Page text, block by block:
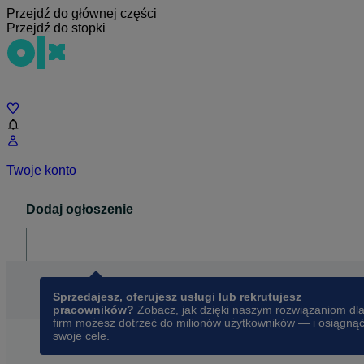
Przejdź do głównej części
Przejdź do stopki
Twoje konto
Dodaj ogłoszenie
Sprzedajesz, oferujesz usługi lub rekrutujesz
pracowników? Zobacz, jak dzięki naszym rozwiązaniom dla
firm możesz dotrzeć do milionów użytkowników — i osiągnąć
swoje cele.